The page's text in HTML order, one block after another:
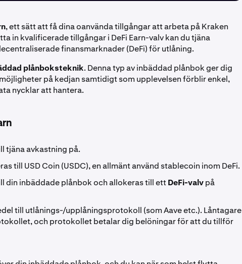
, ett sätt att få dina oanvända tillgångar att arbeta på Kraken
in kvalificerade tillgångar i DeFi Earn-valv kan du tjäna
finansmarknader (DeFi) för utlåning.
plånboksteknik. Denna typ av inbäddad plånbok ger dig
på kedjan samtidigt som upplevelsen förblir enkel,
nycklar att hantera.
tjäna avkastning på.
till USD Coin (USDC), en allmänt använd stablecoin inom DeFi.
din inbäddade plånbok och allokeras till ettDeFi-valvpå
till utlånings-/upplåningsprotokoll (som Aave etc.). Låntagare
och protokollet betalar dig belöningar för att du tillför